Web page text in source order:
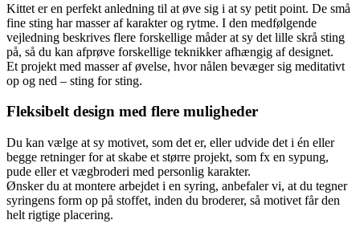
Kittet er en perfekt anledning til at øve sig i at sy petit point. De små
fine sting har masser af karakter og rytme. I den medfølgende
vejledning beskrives flere forskellige måder at sy det lille skrå sting
på, så du kan afprøve forskellige teknikker afhængig af designet.
Et projekt med masser af øvelse, hvor nålen bevæger sig meditativt
op og ned – sting for sting.
Fleksibelt design med flere muligheder
Du kan vælge at sy motivet, som det er, eller udvide det i én eller
begge retninger for at skabe et større projekt, som fx en sypung,
pude eller et vægbroderi med personlig karakter.
Ønsker du at montere arbejdet i en syring, anbefaler vi, at du tegner
syringens form op på stoffet, inden du broderer, så motivet får den
helt rigtige placering.